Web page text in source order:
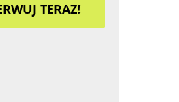
TERAZ!